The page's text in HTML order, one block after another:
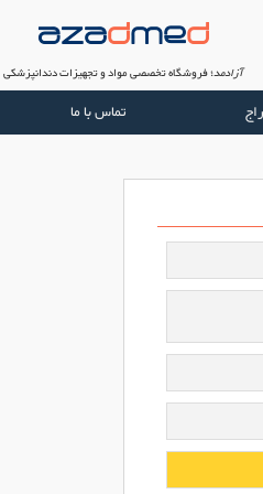
آزادمد؛ فروشگاه تخصصی مواد و تجهیزات دندانپزشکی
تماس با ما